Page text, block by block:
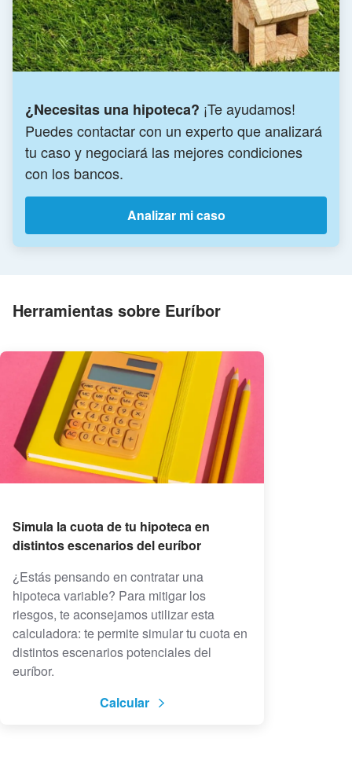
¿Necesitas una hipoteca? ¡Te ayudamos!
Puedes contactar con un experto que analizará
tu caso y negociará las mejores condiciones
con los bancos.
Analizar mi caso
Herramientas sobre Euríbor
Simula la cuota de tu hipoteca en
distintos escenarios del euríbor
¿Estás pensando en contratar una
hipoteca variable? Para mitigar los
riesgos, te aconsejamos utilizar esta
calculadora: te permite simular tu cuota en
distintos escenarios potenciales del
euríbor.
Calcular